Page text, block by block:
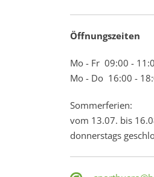
Öffnungszeiten
Mo - Fr 09:00 -
Mo - Do 16:00 -
Sommerferien:
vom 13.07. bis
donnerstags